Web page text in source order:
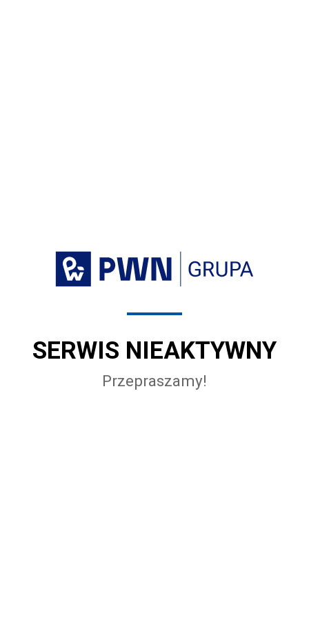
SERWIS NIEAKTYWNY
Przepraszamy!